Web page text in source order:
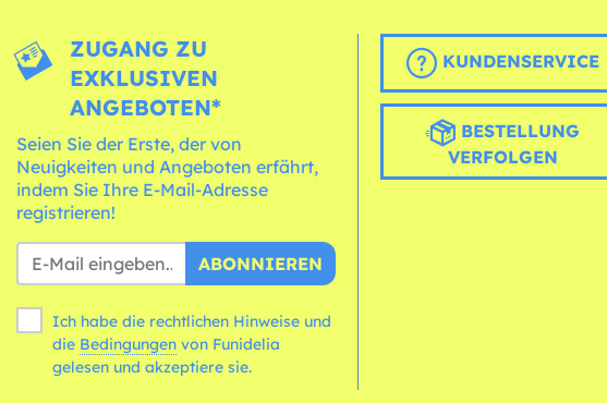
ZUGANG ZU
EXKLUSIVEN
ANGEBOTEN*
Seien Sie der Erste, der von
Neuigkeiten und Angeboten erfährt,
indem Sie Ihre E-Mail-Adresse
registrieren!
ABONNIEREN
Ich habe die rechtlichen Hinweise und
die Bedingungen
gelesen und akzeptiere sie.
KUNDENSERVICE
BESTELLUNG
VERFOLGEN